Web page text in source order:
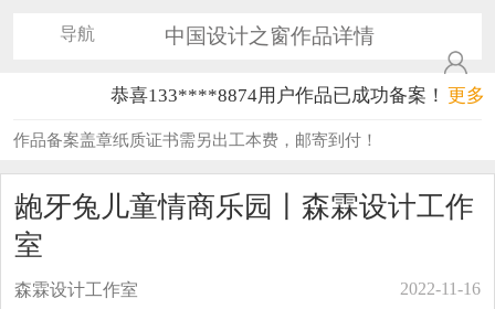
导航 中国设计之窗作品详情
恭喜133****8874用户作品已成功备案！
恭喜138****8638用户作品已成功备案！
恭喜159****4930用户作品已成功备案！
更多
作品备案盖章纸质证书需另出工本费，邮寄到付！
龅牙兔儿童情商乐园丨森霖设计工作
室
森霖设计工作室 2022-11-16